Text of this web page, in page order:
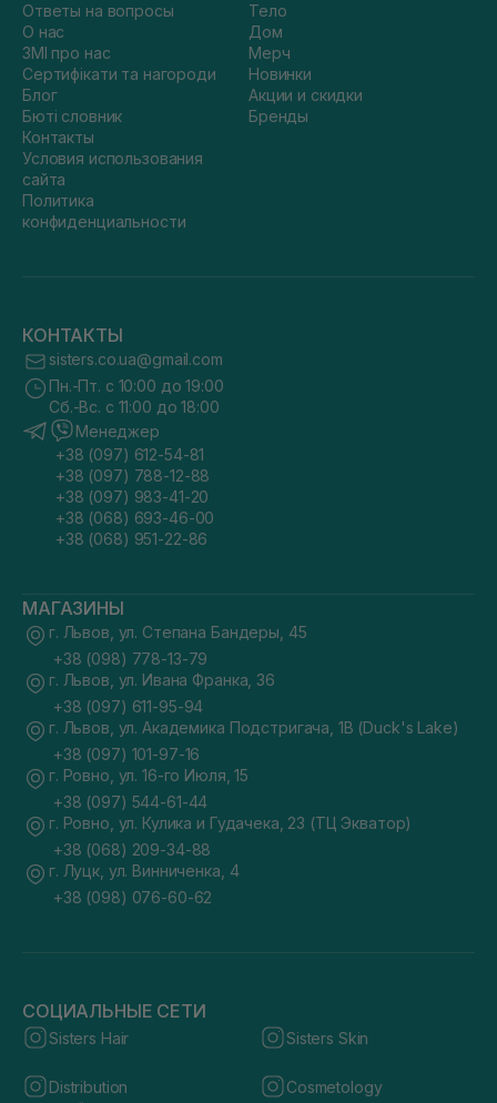
Ответы на вопросы
О нас
ЗМІ про нас
Сертифікати та нагороди
Блог
Бюті словник
Контакты
Условия использования
сайта
Политика
конфиденциальности
Тело
Дом
Мерч
Новинки
Акции и скидки
Бренды
КОНТАКТЫ
sisters.co.ua@gmail.com
Пн.-Пт. с 10:00 до 19:00
Сб.-Вс. с 11:00 до 18:00
Менеджер
+38 (097) 612-54-81
+38 (097) 788-12-88
+38 (097) 983-41-20
+38 (068) 693-46-00
+38 (068) 951-22-86
МАГАЗИНЫ
г. Львов, ул. Степана Бандеры, 45
+38 (098) 778-13-79
г. Львов, ул. Ивана Франка, 36
+38 (097) 611-95-94
г. Львов, ул. Академика Подстригача, 1В (Duck's Lake)
+38 (097) 101-97-16
г. Ровно, ул. 16-го Июля, 15
+38 (097) 544-61-44
г. Ровно, ул. Кулика и Гудачека, 23 (ТЦ Экватор)
+38 (068) 209-34-88
г. Луцк, ул. Винниченка, 4
+38 (098) 076-60-62
СОЦИАЛЬНЫЕ СЕТИ
Sisters Hair Sisters Skin
Distribution Cosmetology